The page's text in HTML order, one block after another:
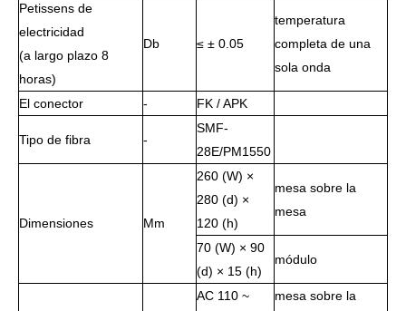
Petissens de
electricidad
(a largo plazo 8
horas)
Db ≤ ± 0.05
temperatura
completa de una
sola onda
El conector - FK / APK
Tipo de fibra -
SMF-
28E/PM1550
Dimensiones Mm
260 (W) ×
280 (d) ×
120 (h)
mesa sobre la
mesa
70 (W) × 90
(d) × 15 (h)
módulo
AC 110 ~
mesa sobre la